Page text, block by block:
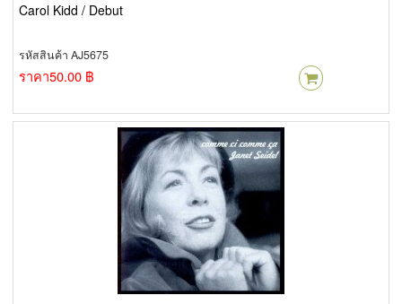
Carol Kidd / Debut
รหัสสินค้า AJ5675
ราคา50.00 ฿